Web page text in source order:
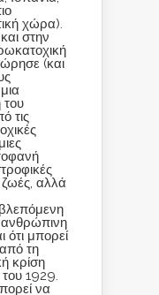
χώρα).
στην
(και
του
τις
αλλά
ότι μπορεί
τη
κρίση
1929.
να